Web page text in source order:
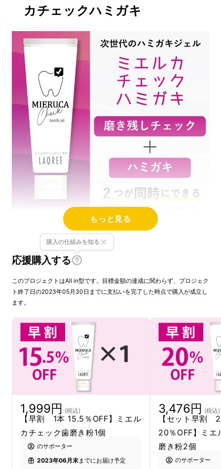
カチェックハミガキ
仕上げ磨きをとにかく嫌がる我が子
頑張って仕上げ磨きをしてきたけれど、逃げ足
も速いしもう
限界！
・・・色々試行錯誤する中
で、歯医者さんの染色液で歯を染めると、しっ
かり磨いてくれることを発見！
しかし、歯磨きした後に染色液を塗るので親も
面倒で毎回はできない・・・なんとか気軽に興
味を持って磨いてもらえる方法はないかな？！
そんな開発者の思いから、
ミエルカチェックハ
ミガキ
は生まれました。
もっと見る
応援購入する
購入の仕組みを知る
このプロジェクトはAll in型です。目標金額の達成に関わらず、プロジェク
ト終了日の2023年05月30日までに支払いを完了した時点で購入が成立し
ます。
1,999円 (税込)
【早割 1本 15.5％OFF】ミエル
カチェック歯磨き粉1個
のサポーター
2023年06月末までにお届け予定
3,476円 (税込)
【セット早
20％OFF】ミエ
磨き粉2個
のサポーター